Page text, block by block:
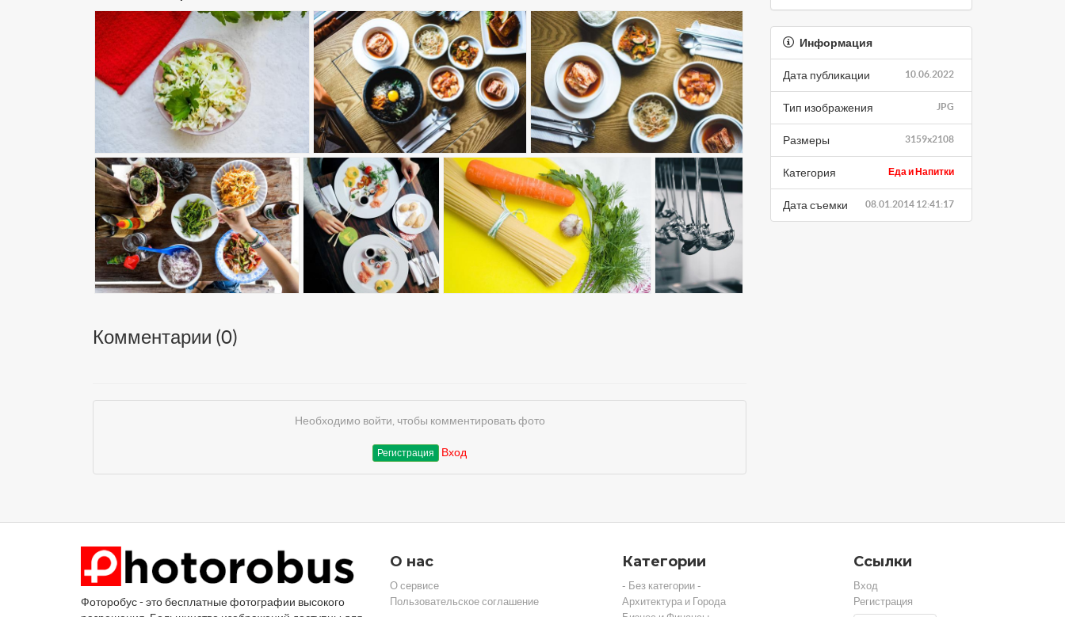
Комментарии (0)
Необходимо войти, чтобы комментировать фото
Регистрация Вход
Информация
10.06.2022
Дата публикации
JPG
Тип изображения
3159x2108
Размеры
Еда и Напитки
Категория
08.01.2014 12:41:17
Дата съемки
Фоторобус - это бесплатные фотографии высокого
О нас
О сервисе
Пользовательское соглашение
Категории
- Без категории -
Архитектура и Города
Ссылки
Вход
Регистрация